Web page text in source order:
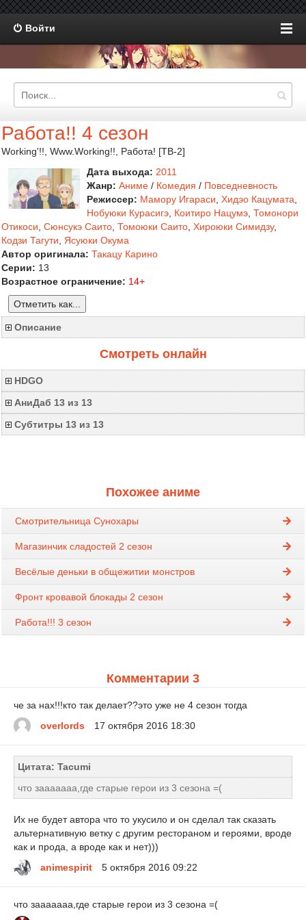
Войти
Работа!! 4 сезон
Working'!!, Www.Working!!, Работа! [ТВ-2]
Дата выхода: 2011
Жанр: Аниме / Комедия / Повседневность
Режиссер: Мамору Игараси Хидэо Кацумата
Нобуюки Курасигэ Коитиро Нацумэ Томонори
Отикоси Сюнсукэ Саито Томоюки Саито Хироюки Симидзу,
Кодзи Тагути
Ясуюки Окума
Автор оригинала: Такацу Карино
Серии: 13
Возрастное ограничение: 14+
Отметить как...
Описание
Смотреть онлайн
HDGO
АниДаб 13 из 13
Субтитры 13 из 13
Похожее аниме
Смотрительница Сунохары
Магазинчик сладостей 2 сезон
Весёлые деньки в общежитии монстров
Фронт кровавой блокады 2 сезон
Работа!!! 3 сезон
Комментарии 3
че за нах!!!кто так делает??это уже не 4 сезон тогда
overlords
17 октября 2016 18:30
Цитата: Tacumi
что зааааааа,где старые герои из 3 сезона =(
Их не будет автора что то укусило и он сделал так сказать
альтернативную ветку с другим рестораном и героями, вроде
как и прода, а вроде как и нет)))
animespirit
5 октября 2016 09:22
что зааааааа,где старые герои из 3 сезона =(